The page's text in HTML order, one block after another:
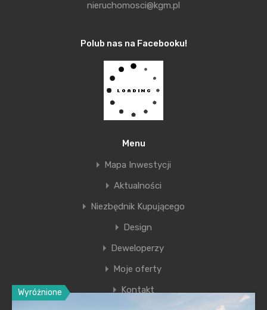
przynajmniej w części zapewnić pokrycie
wymaganego wkładu. Niestety do wykorzystania
zostały tylko środki na rok 2018, zatem z programu
MdM będzie można skorzystać tylko w przypadku,
gdy zapłata ostatniej transzy za mieszkania będzie
miała miejsce w przyszłym roku.
Michał Krajkowski
Główny Analityk Notus Doradcy
Wyróżnione
nieruchomosci@kgm.pl
Polub nas na Facebooku!
Menu
Mapa Inwestycji
Aktualności
Niezbędnik Kupującego
Design
Deweloperzy
Moje oferty
Kontakt